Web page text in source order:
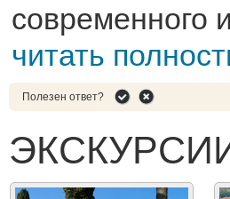
современного
читать
Полезен ответ?